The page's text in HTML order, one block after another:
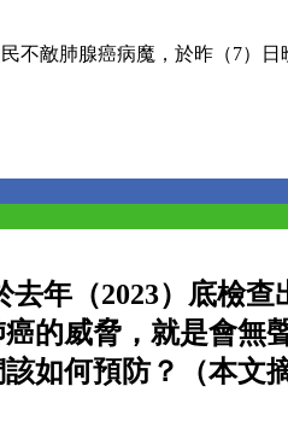
不敵肺腺癌病魔，於昨（7）日
年（2023）底檢查
的威脅，就是會無
如何預防？（本文